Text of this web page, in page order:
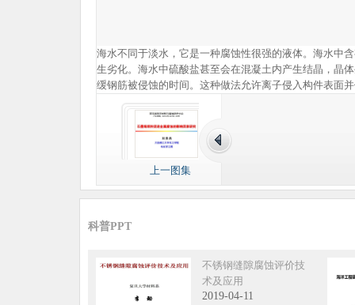
海水不同于淡水，它是一种腐蚀性很强的液体。海水中
生劣化。海水中硫酸盐甚至会在混凝土内产生结晶，晶
缓钢筋被侵蚀的时间。这种做法允许离子侵入构件表面
上一图集
科普PPT
不锈钢缝隙腐蚀评价技
术及应用
2019-04-11